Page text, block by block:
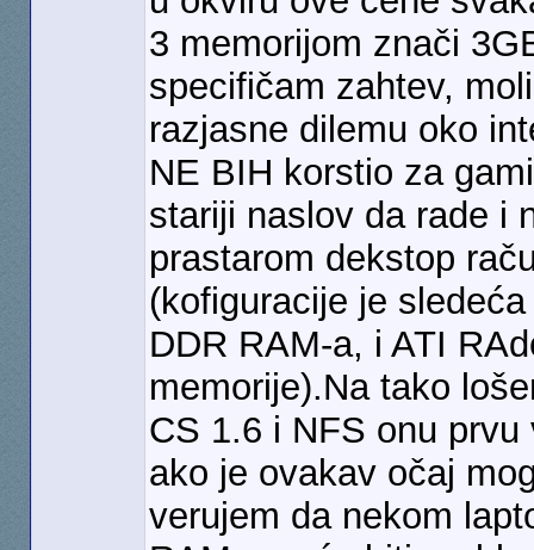
3 memorijom znači
specifičam zahtev,
razjasne dilemu oko
NE BIH korstio za
stariji naslov da rade i
prastarom dekstop
(kofiguracije je
DDR RAM-a, i ATI
memorije).Na tako
CS 1.6 i NFS onu
ako je ovakav očaj
verujem da nekom